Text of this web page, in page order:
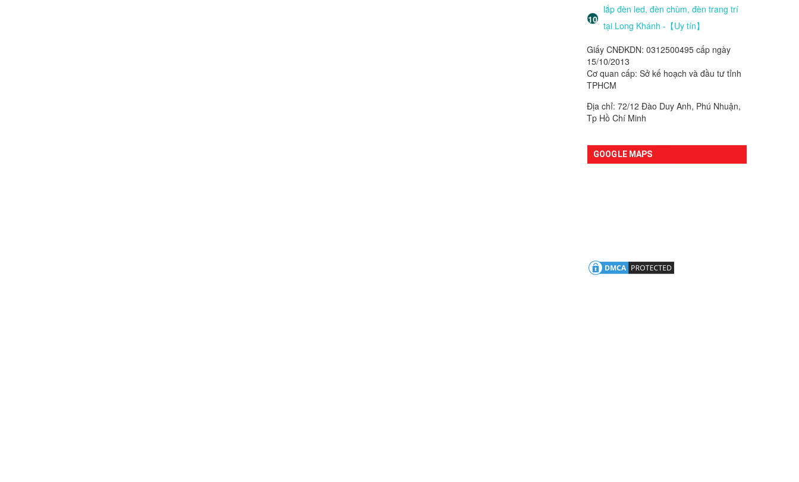
lắp đèn led, đèn chùm, đèn trang trí
tại Long Khánh -【Uy tín】
Giấy CNĐKDN: 0312500495 cấp ngày
15/10/2013
Cơ quan cấp: Sở kế hoạch và đầu tư tỉnh
TPHCM
Địa chỉ: 72/12 Đào Duy Anh, Phú Nhuận,
Tp Hồ Chí Minh
GOOGLE MAPS